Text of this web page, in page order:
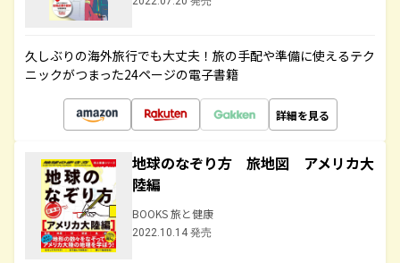
久しぶりの海外旅行でも大丈夫！旅の手配や準備に使えるテク
ニックがつまった24ページの電子書籍
詳細を見る
地球のなぞり方 旅地図 アメリカ大
陸編
BOOKS 旅と健康
2022.10.14 発売